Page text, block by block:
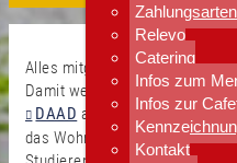
Zahlungsarten
Relevo
Catering
Infos zum
Infos zur
Kontakt
Alles mitgebracht nach
Damit weder kleine noch große
DAAD allgemeine
das Wohnen in Wuppertal ist